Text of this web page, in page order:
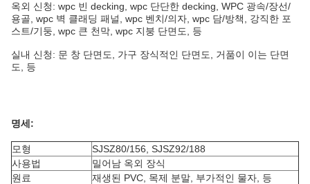
옥외 신청: wpc 빈 decking, wpc 단단한 decking, WPC 광속/장선/
용골, wpc 벽 클래딩 패널, wpc 벤치/의자, wpc 담/방책, 강직한 포
스트/기둥, wpc 큰 천막, wpc 지붕 단면도, 등
실내 신청: 문 창 단면도, 가구 장식적인 단면도, 거품이 이는 단면
도, 등
명세:
모형
SJSZ80/156, SJSZ92/188
사용법
밀어남 옥외 장식
원료
재생된 PVC, 목제 분말, 부가적인 물자, 등